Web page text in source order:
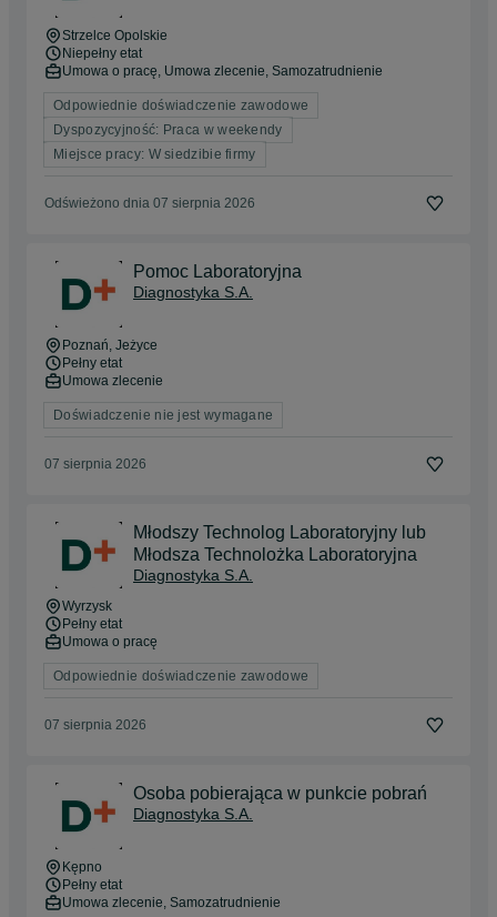
Strzelce Opolskie
Niepełny etat
Umowa o pracę, Umowa zlecenie, Samozatrudnienie
Odpowiednie doświadczenie zawodowe
Dyspozycyjność: Praca w weekendy
Miejsce pracy: W siedzibie firmy
Odświeżono dnia 07 sierpnia 2026
Pomoc Laboratoryjna
Diagnostyka S.A.
Poznań , Jeżyce
Pełny etat
Umowa zlecenie
Doświadczenie nie jest wymagane
07 sierpnia 2026
Młodszy Technolog Laboratoryjny lub
Młodsza Technolożka Laboratoryjna
Diagnostyka S.A.
Wyrzysk
Pełny etat
Umowa o pracę
Odpowiednie doświadczenie zawodowe
07 sierpnia 2026
Osoba pobierająca w punkcie pobrań
Diagnostyka S.A.
Kępno
Pełny etat
Umowa zlecenie, Samozatrudnienie